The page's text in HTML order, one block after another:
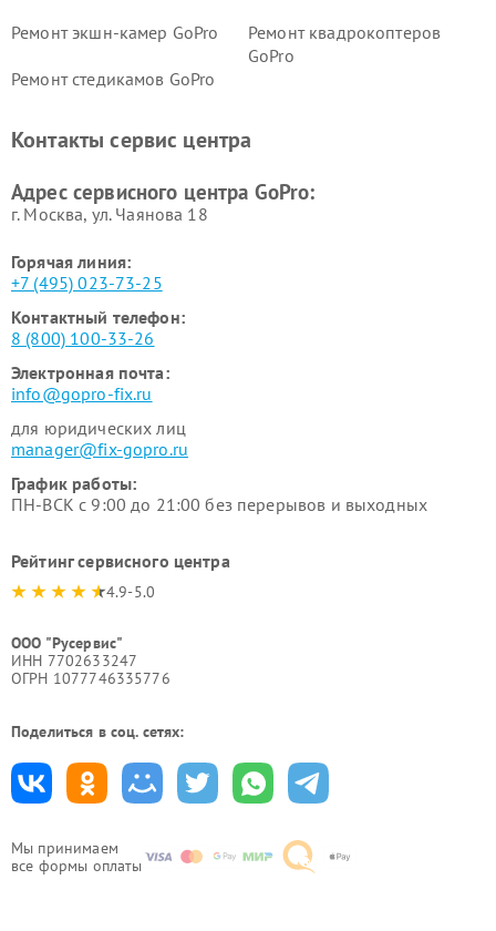
Мы принимаем
все формы оплаты
Ремонт экшн-камер GoPro
Ремонт квадрокоптеров
GoPro
Ремонт стедикамов GoPro
Контакты сервис центра
Адрес сервисного центра GoPro:
г. Москва, ул. Чаянова 18
Горячая линия:
+7 (495) 023-73-25
Контактный телефон:
8 (800) 100-33-26
Электронная почта:
info@gopro-fix.ru
для юридических лиц
manager@fix-gopro.ru
График работы:
ПН-ВСК с 9:00 до 21:00 без перерывов и выходных
Рейтинг сервисного центра
4.9-5.0
ООО "Русервис"
ИНН 7702633247
ОГРН 1077746335776
Поделиться в соц. сетях: